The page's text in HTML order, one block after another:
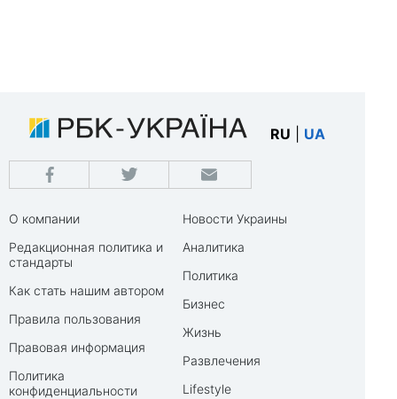
RU UA
О компании
Редакционная политика и
стандарты
Как стать нашим автором
Правила пользования
Правовая информация
Политика
конфиденциальности
Новости Украины
Аналитика
Политика
Бизнес
Жизнь
Развлечения
Lifestyle